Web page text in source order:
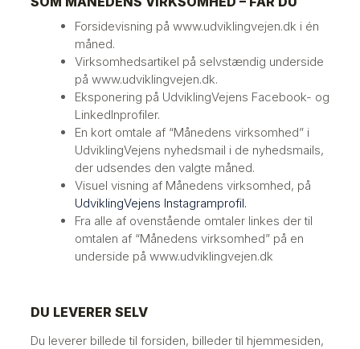
Forsidevisning på www.udviklingvejen.dk i én
måned.
Virksomhedsartikel på selvstændig underside
på www.udviklingvejen.dk.
Eksponering på UdviklingVejens Facebook- og
LinkedInprofiler.
En kort omtale af “Månedens virksomhed” i
UdviklingVejens nyhedsmail i de nyhedsmails,
der udsendes den valgte måned.
Visuel visning af Månedens virksomhed, på
UdviklingVejens Instagramprofil.
​Fra alle af ovenstående omtaler linkes der til
omtalen af “Månedens virksomhed” på en
underside på www.udviklingvejen.dk
DU LEVERER SELV
Du leverer billede til forsiden, billeder til hjemmesiden,